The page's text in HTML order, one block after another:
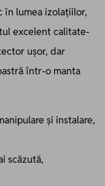
în lumea izolațiilor,
excelent calitate-
ușor, dar
într-o manta
și instalare,
scăzută,